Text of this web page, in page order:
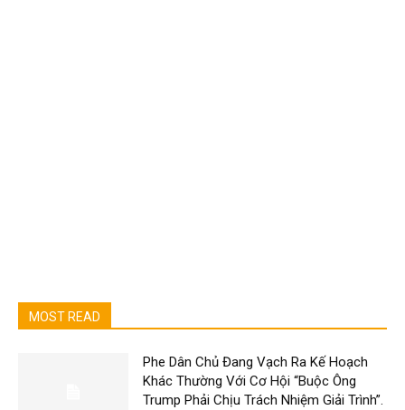
MOST READ
Phe Dân Chủ Đang Vạch Ra Kế Hoạch
Khác Thường Với Cơ Hội “Buộc Ông
Trump Phải Chịu Trách Nhiệm Giải Trình”.